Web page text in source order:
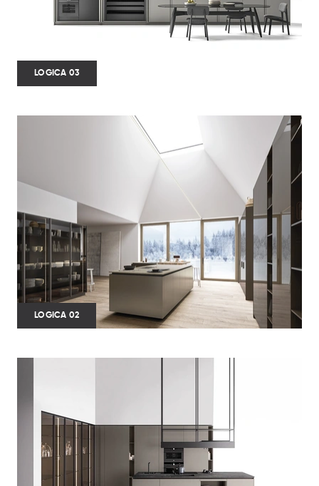
LOGICA 03
LOGICA 02